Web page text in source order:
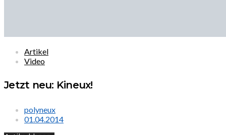
Artikel
Video
Jetzt neu: Kineux!
polyneux
01.04.2014